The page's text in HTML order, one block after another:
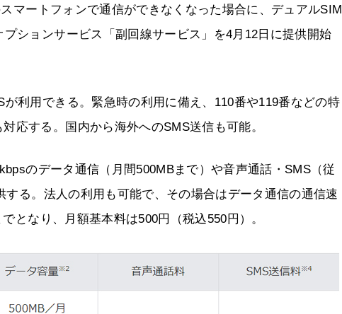
マートフォンで通信ができなくなった場合に、デュアルSIM
ションサービス「副回線サービス」を4月12日に提供開始
利用できる。緊急時の利用に備え、110番や119番などの特
応する。国内から海外へのSMS送信も可能。
のデータ通信（月間500MBまで）や音声通話・SMS（従
る。法人の利用も可能で、その場合はデータ通信の通信速
となり、月額基本料は500円（税込550円）。